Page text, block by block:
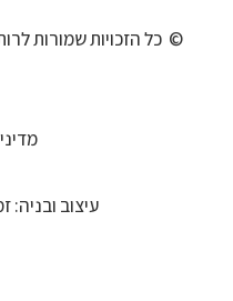
© כל הזכויות שמורות
עיצוב ובניה: